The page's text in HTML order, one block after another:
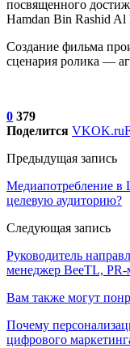
посвященного
Hamdan Bin Rashid Al
Создание фильма
сценария ролика —
0 379
Поделится VKOK.ru
Предыдущая запись
Медиапотребление в
целевую аудиторию?
Следующая запись
Руководитель
менеджер BeeTL,
Вам также могут
Почему
цифрового